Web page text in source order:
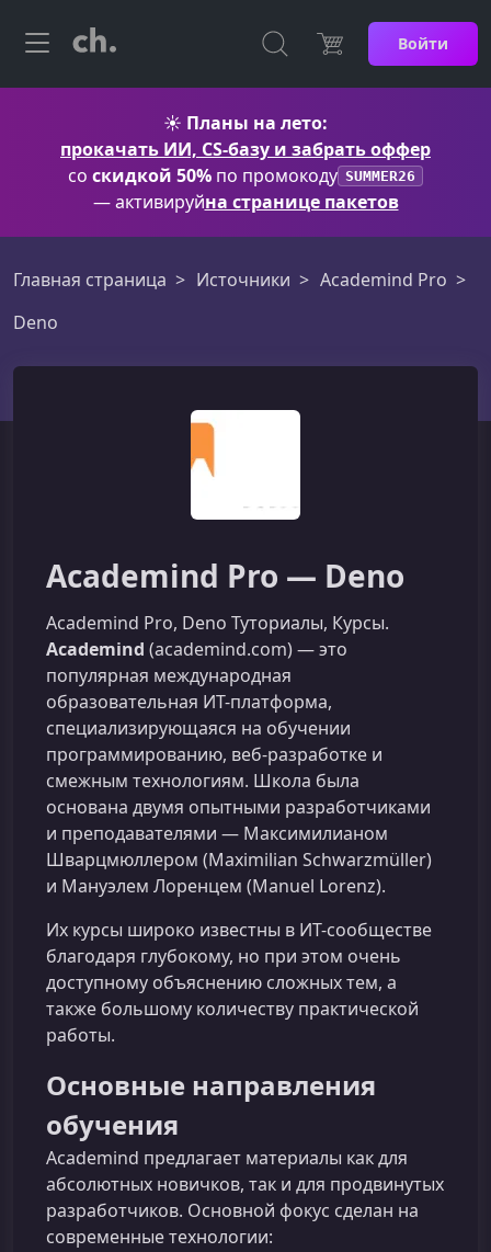
Войти
☀️ Планы на лето:
прокачать ИИ, CS-базу и забрать оффер
со скидкой 50% по промокоду SUMMER26
— активируйна странице пакетов
Главная страница Источники
Academind Pro
Deno
Academind Pro — Deno
Academind Pro, Deno Туториалы, Курсы.
Academind (academind.com) — это
популярная международная
образовательная ИТ-платформа,
специализирующаяся на обучении
программированию, веб-разработке и
смежным технологиям. Школа была
основана двумя опытными разработчиками
и преподавателями — Максимилианом
Шварцмюллером (Maximilian Schwarzmüller)
и Мануэлем Лоренцем (Manuel Lorenz).
Их курсы широко известны в ИТ-сообществе
благодаря глубокому, но при этом очень
доступному объяснению сложных тем, а
также большому количеству практической
работы.
Основные направления
обучения
Academind предлагает материалы как для
абсолютных новичков, так и для продвинутых
разработчиков. Основной фокус сделан на
современные технологии: